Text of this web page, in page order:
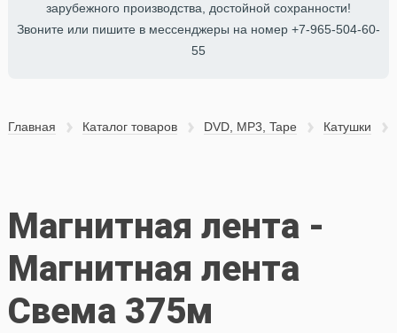
зарубежного производства, достойной сохранности!
Звоните или пишите в мессенджеры на номер +7-965-504-60-
55
Главная Каталог товаров DVD, MP3, Tape Катушки
Магнитная лента -
Магнитная лента
Свема 375м